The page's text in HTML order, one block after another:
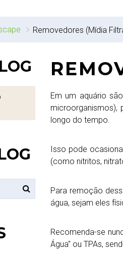
Removedores (Mídia
Em um aquário
microorganismos),
longo do tempo.
Isso pode
(como nitritos,
Para remoção
água, sejam eles
Recomenda-se
Água" ou TPAs,